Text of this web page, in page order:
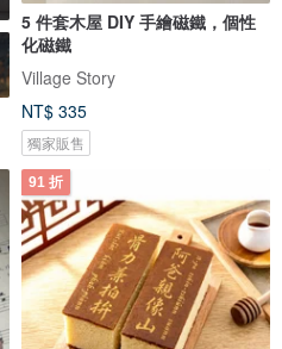
5 件套木屋 DIY 手繪磁鐵，個性
化磁鐵
Village Story
NT$ 335
獨家販售
91 折